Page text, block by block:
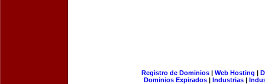
Registro de Dominios| Web Hosting |
Dominios Expirados | Industrias |